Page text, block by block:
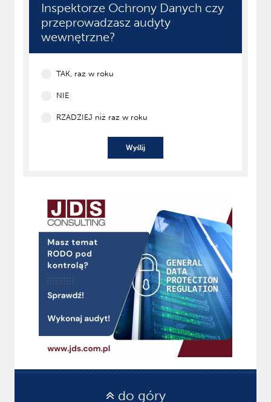
Inspektorze Ochrony Danych czy
przeprowadzasz audyty
wewnętrzne?
TAK, raz w roku
NIE
RZADZIEJ niż raz w roku
Wyślij
do góry